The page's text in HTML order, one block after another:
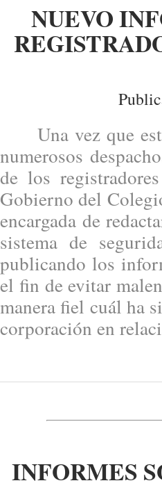
NUEVO
Una vez que este
numerosos
de los
Gobierno del
encargada de
sistema de
publicando los
el fin de evitar
manera fiel cuál ha
corporación en
INFORMES